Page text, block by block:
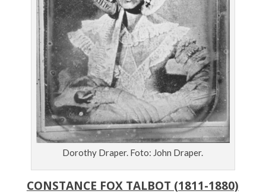
Dorothy Draper. Foto: John Draper.
CONSTANCE FOX TALBOT (1811-1880)